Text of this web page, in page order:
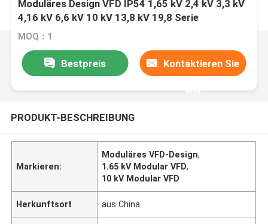
Moduläres Design VFD IP54 1,65 kV 2,4 kV 3,3 kV
4,16 kV 6,6 kV 10 kV 13,8 kV 19,8 Serie
MOQ：1
Bestpreis Kontaktieren Sie
uns
PRODUKT-BESCHREIBUNG
Markieren:
Moduläres VFD-Design,
1.65 kV Modular VFD,
10 kV Modular VFD
Herkunftsort aus China